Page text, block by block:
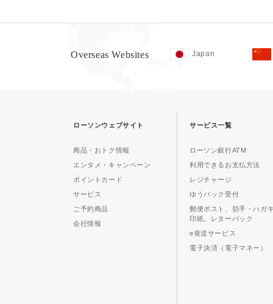
Overseas Websites Japan
ローソンウェブサイト
商品・おトク情報
エンタメ・キャンペーン
ポイントカード
サービス
ご予約商品
会社情報
サービス一覧
ローソン銀行ATM
利用できるお支払方法
レジチャージ
ゆうパック受付
郵便ポスト、切手・ハガ
印紙、レターパック
e発送サービス
電子決済（電子マネー）